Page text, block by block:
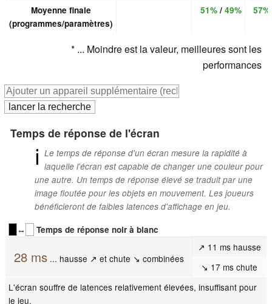
Moyenne finale
(programmes/paramètres)
51%/ 49% 57%
* ... Moindre est la valeur, meilleures sont les
performances
Temps de réponse de l'écran
ℹ Le temps de réponse d'un écran mesure la rapidité à
laquelle l'écran est capable de changer une couleur pour
une autre. Un temps de réponse élevé se traduit par une
image floutée pour les objets en mouvement. Les joueurs
bénéficieront de faibles latences d'affichage en jeu.
↔
Temps de réponse noir à blanc
28 ms... hausse ↗ et chute ↘ combinées
↗ 11 ms hausse
↘ 17 ms chute
L'écran souffre de latences relativement élevées, insuffisant pour
le jeu.